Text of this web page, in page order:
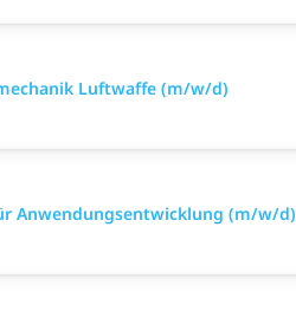
Luftwaffe (m/w/d)
Anwendungsentwicklung (m/w/d)